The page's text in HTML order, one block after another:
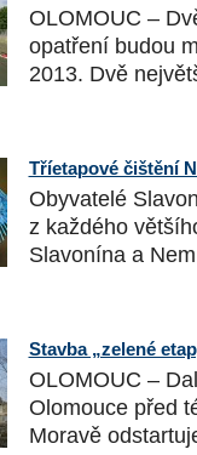
OLOMOUC –
opatření budou
2013. Dvě
Tříetapové čištění
Obyvatelé
z každého
Slavonína a
Stavba „zelené
OLOMOUC –
Olomouce před
Moravě